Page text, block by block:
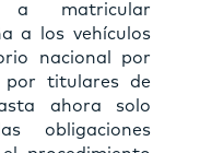
matricular
a los vehículos
nacional por
por titulares de
ahora solo
obligaciones